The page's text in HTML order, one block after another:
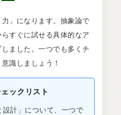
」になります。抽象論で
すぐに試せる具体的なア
ました。一つでも多くチ
識しましょう！
ックリスト
設計」について、一つで